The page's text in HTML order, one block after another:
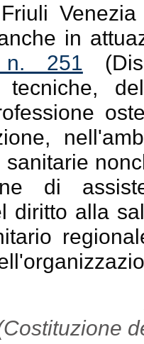
in
n. 251
tecniche,
di
diritto alla